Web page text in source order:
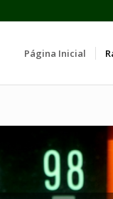
Página Inicial